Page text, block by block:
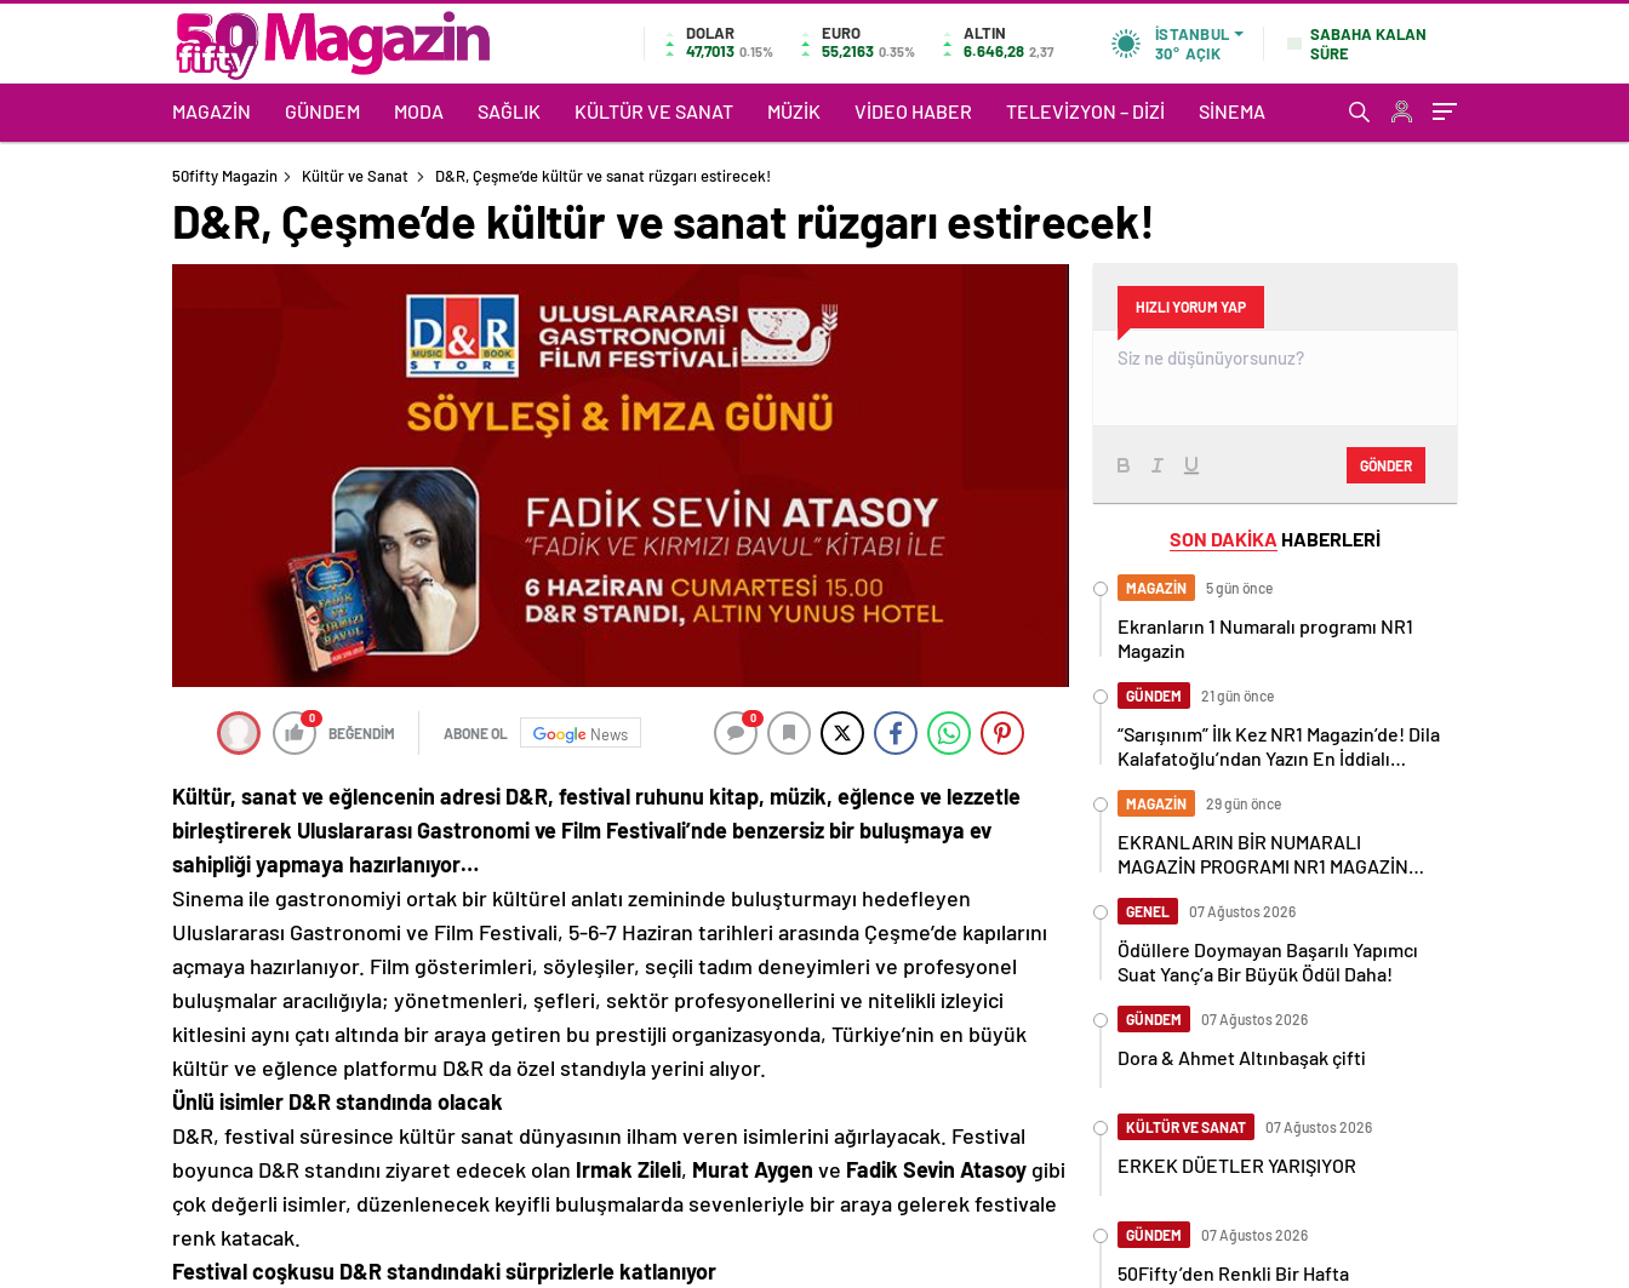
DOLAR
47,7013 0.15%
EURO
55,2163 0.35%
ALTIN
6.646,28 2,37
İSTANBUL
30° AÇIK
SABAHA KALAN
SÜRE
MAGAZIN GÜNDEM MODA SAĞLIK KÜLTÜR VE SANAT MÜZIK VIDEO HABER TELEVIZYON – DIZI SINEMA
50fifty Magazin Kültür ve Sanat D&R, Çeşme’de kültür ve sanat rüzgarı estirecek!
D&R, Çeşme’de kültür ve sanat rüzgarı estirecek!
0
BEĞENDİM ABONE OL News
0
Kültür, sanat ve eğlencenin adresi D&R, festival ruhunu kitap, müzik, eğlence ve lezzetle
birleştirerek Uluslararası Gastronomi ve Film Festivali’nde benzersiz bir buluşmaya ev
sahipliği yapmaya hazırlanıyor…
Sinema ile gastronomiyi ortak bir kültürel anlatı zemininde buluşturmayı hedefleyen
Uluslararası Gastronomi ve Film Festivali, 5-6-7 Haziran tarihleri arasında Çeşme’de kapılarını
açmaya hazırlanıyor. Film gösterimleri, söyleşiler, seçili tadım deneyimleri ve profesyonel
buluşmalar aracılığıyla; yönetmenleri, şefleri, sektör profesyonellerini ve nitelikli izleyici
kitlesini aynı çatı altında bir araya getiren bu prestijli organizasyonda, Türkiye’nin en büyük
kültür ve eğlence platformu D&R da özel standıyla yerini alıyor.
Ünlü isimler D&R standında olacak
D&R, festival süresince kültür sanat dünyasının ilham veren isimlerini ağırlayacak. Festival
boyunca D&R standını ziyaret edecek olan Irmak Zileli, Murat Aygen ve Fadik Sevin Atasoy gibi
çok değerli isimler, düzenlenecek keyifli buluşmalarda sevenleriyle bir araya gelerek festivale
renk katacak.
Festival coşkusu D&R standındaki sürprizlerle katlanıyor
HIZLI YORUM YAP
GÖNDER
SON DAKİKA HABERLERİ
MAGAZİN 5 gün önce
Ekranların 1 Numaralı programı NR1
Magazin
GÜNDEM 21 gün önce
“Sarışınım” İlk Kez NR1 Magazin’de! Dila
Kalafatoğlu’ndan Yazın En İddialı
MAGAZİN 29 gün önce
EKRANLARIN BİR NUMARALI
MAGAZİN PROGRAMI NR1 MAGAZİN
GENEL 07 Ağustos 2026
Ödüllere Doymayan Başarılı Yapımcı
Suat Yanç’a Bir Büyük Ödül Daha!
GÜNDEM 07 Ağustos 2026
Dora & Ahmet Altınbaşak çifti
KÜLTÜR VE SANAT 07 Ağustos 2026
ERKEK DÜETLER YARIŞIYOR
GÜNDEM 07 Ağustos 2026
50Fifty’den Renkli Bir Hafta